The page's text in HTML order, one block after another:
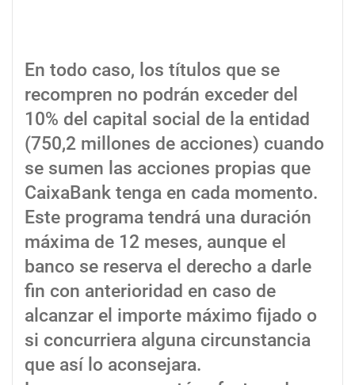
En todo caso, los títulos que se
recompren no podrán exceder del
10% del capital social de la entidad
(750,2 millones de acciones) cuando
se sumen las acciones propias que
CaixaBank tenga en cada momento.
Este programa tendrá una duración
máxima de 12 meses, aunque el
banco se reserva el derecho a darle
fin con anterioridad en caso de
alcanzar el importe máximo fijado o
si concurriera alguna circunstancia
que así lo aconsejara.